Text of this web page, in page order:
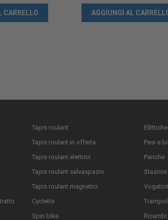
CARRELLO AGGIUNGI AL
Tapis roulant
Tapis roulant in offerta
Tapis roulant elettrici
Tapis roulant salvaspazio
Tapis roulant magnetici
Cyclette
Spin bike
Ellittiche
Pesi e
Panche
Vogatori
Ricambi